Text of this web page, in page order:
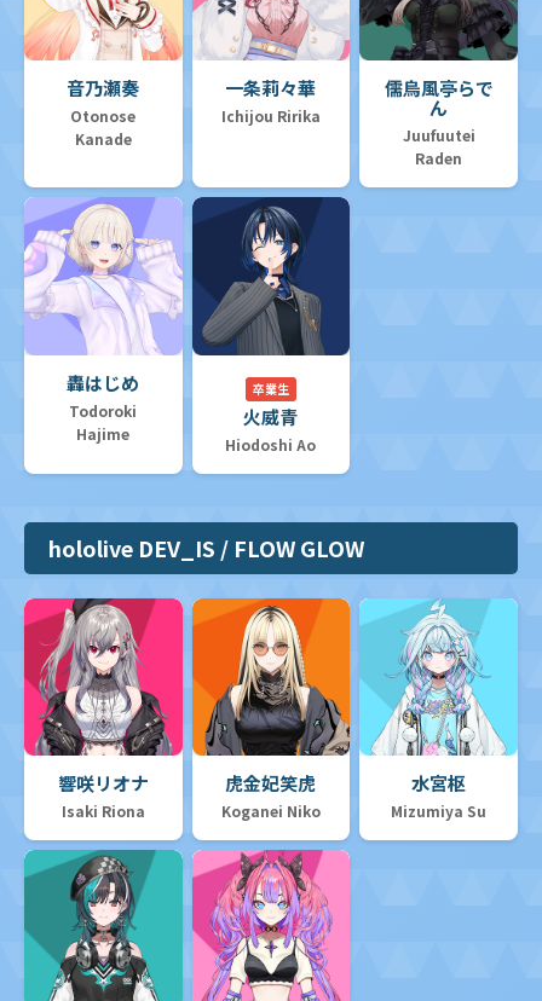
音乃瀬奏
Otonose
Kanade
一条莉々華
Ichijou Ririka
儒烏風亭らで
ん
Juufuutei
Raden
轟はじめ
Todoroki
Hajime
卒業生
火威青
Hiodoshi Ao
hololive DEV_IS / FLOW GLOW
響咲リオナ
Isaki Riona
虎金妃笑虎
Koganei Niko
水宮枢
Mizumiya Su